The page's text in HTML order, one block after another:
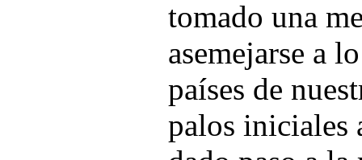
tomado una
asemejarse a
países de
palos iniciales